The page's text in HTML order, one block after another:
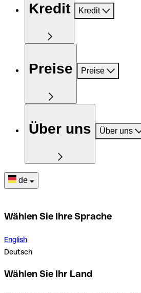
Kredit Kredit
Preise Preise
Über uns Über uns
de
Wählen Sie Ihre Sprache
English
Deutsch
Wählen Sie Ihr Land